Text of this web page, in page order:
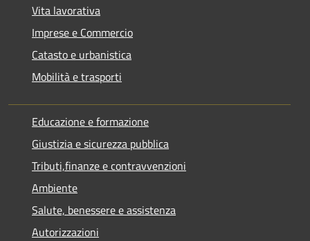
Vita lavorativa
Imprese e Commercio
Catasto e urbanistica
Mobilità e trasporti
Educazione e formazione
Giustizia e sicurezza pubblica
Tributi,finanze e contravvenzioni
Ambiente
Salute, benessere e assistenza
Autorizzazioni